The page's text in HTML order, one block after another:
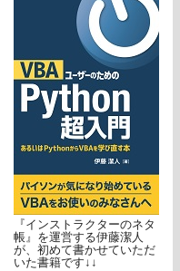
『インストラクターのネタ
帳』を運営する伊藤潔人
が、初めて書かせていただ
いた書籍です↓↓